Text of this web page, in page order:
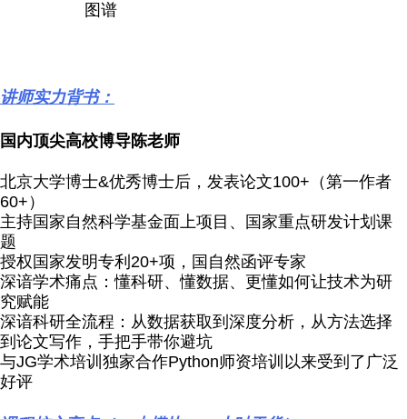
图谱
讲师实力背书：
国内顶尖高校博导陈老师
北京大学博士&优秀博士后，发表论文100+（第一作者
60+）
主持国家自然科学基金面上项目、国家重点研发计划课
题
授权国家发明专利20+项，国自然函评专家
深谙学术痛点：懂科研、懂数据、更懂如何让技术为研
究赋能
深谙科研全流程：从数据获取到深度分析，从方法选择
到论文写作，手把手带你避坑
与JG学术培训独家合作Python师资培训以来受到了广泛
好评